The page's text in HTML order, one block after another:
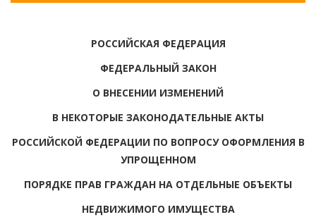
РОССИЙСКАЯ ФЕДЕРАЦИЯ
ФЕДЕРАЛЬНЫЙ ЗАКОН
О ВНЕСЕНИИ ИЗМЕНЕНИЙ
В НЕКОТОРЫЕ ЗАКОНОДАТЕЛЬНЫЕ АКТЫ
РОССИЙСКОЙ ФЕДЕРАЦИИ ПО ВОПРОСУ ОФОРМЛЕНИЯ В
УПРОЩЕННОМ
ПОРЯДКЕ ПРАВ ГРАЖДАН НА ОТДЕЛЬНЫЕ ОБЪЕКТЫ
НЕДВИЖИМОГО ИМУЩЕСТВА